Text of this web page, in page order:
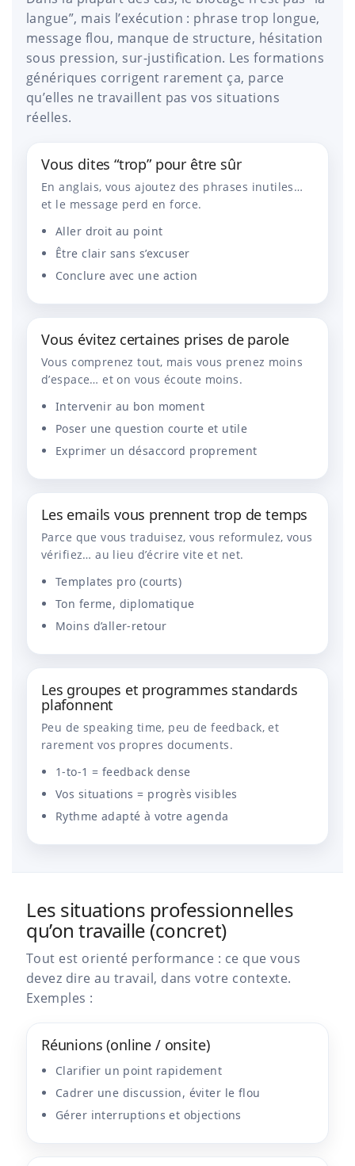
langue”, mais l’exécution : phrase trop longue,
message flou, manque de structure, hésitation
sous pression, sur-justification. Les formations
génériques corrigent rarement ça, parce
qu’elles ne travaillent pas vos situations
réelles.
Vous dites “trop” pour être sûr
En anglais, vous ajoutez des phrases inutiles…
et le message perd en force.
Aller droit au point
Être clair sans s’excuser
Conclure avec une action
Vous évitez certaines prises de parole
Vous comprenez tout, mais vous prenez moins
d’espace… et on vous écoute moins.
Intervenir au bon moment
Poser une question courte et utile
Exprimer un désaccord proprement
Les emails vous prennent trop de temps
Parce que vous traduisez, vous reformulez, vous
vérifiez… au lieu d’écrire vite et net.
Templates pro (courts)
Ton ferme, diplomatique
Moins d’aller-retour
Les groupes et programmes standards
plafonnent
Peu de speaking time, peu de feedback, et
rarement vos propres documents.
1-to-1 = feedback dense
Vos situations = progrès visibles
Rythme adapté à votre agenda
Les situations professionnelles
qu’on travaille (concret)
Tout est orienté performance : ce que vous
devez dire au travail, dans votre contexte.
Exemples :
Réunions (online / onsite)
Clarifier un point rapidement
Cadrer une discussion, éviter le flou
Gérer interruptions et objections